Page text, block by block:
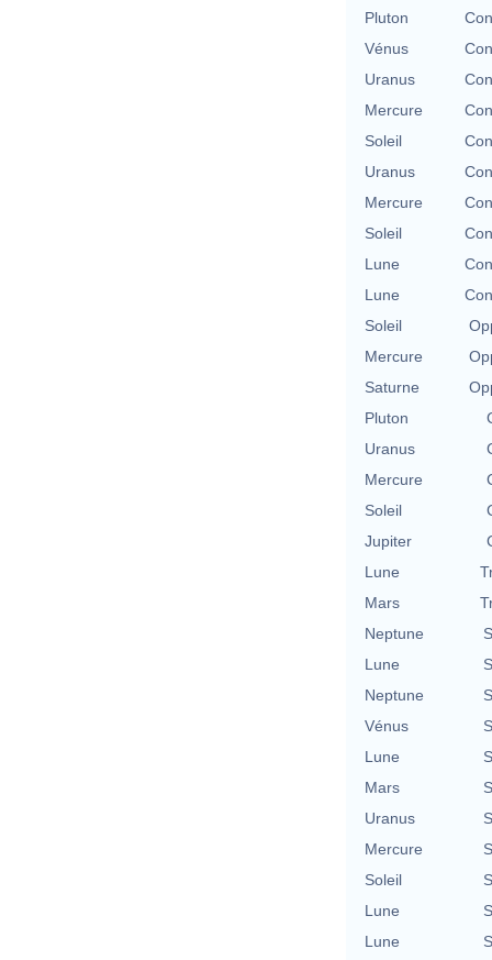
Pluton
Vénus
Uranus
Mercure
Soleil
Uranus
Mercure
Soleil
Lune
Lune
Soleil
Mercure
Saturne
Pluton
Uranus
Mercure
Soleil
Jupiter
Lune
Mars
Neptune
Lune
Neptune
Vénus
Lune
Mars
Uranus
Mercure
Soleil
Lune
Lune